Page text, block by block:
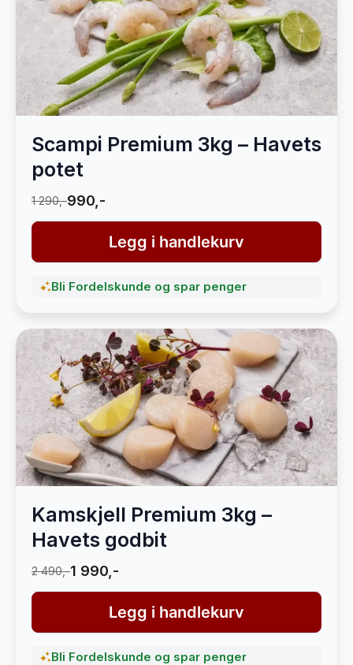
Scampi Premium 3kg – Havets
potet
1 290,-990,-
Legg i handlekurv
Bli Fordelskunde og spar penger
Kamskjell Premium 3kg –
Havets godbit
2 490,-1 990,-
Legg i handlekurv
Bli Fordelskunde og spar penger